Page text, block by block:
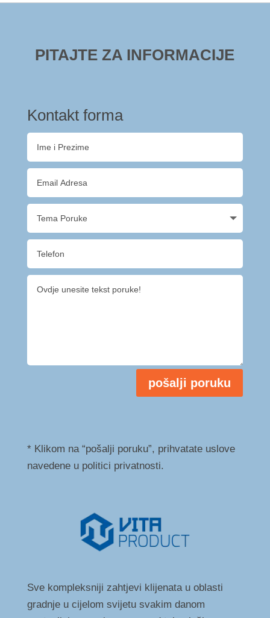
PITAJTE ZA INFORMACIJE
Kontakt forma
pošalji poruku
* Klikom na “pošalji poruku”, prihvatate uslove
navedene u politici privatnosti.
Sve kompleksniji zahtjevi klijenata u oblasti
gradnje u cijelom svijetu svakim danom